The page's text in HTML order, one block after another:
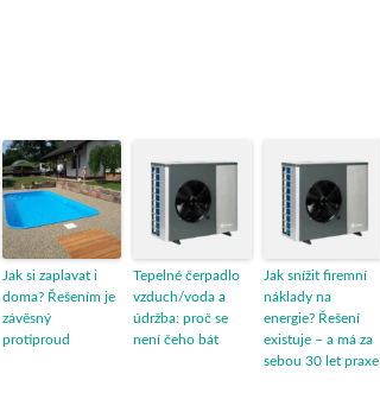
Jak si zaplavat i
doma? Řešením je
závěsný
protiproud
Tepelné čerpadlo
vzduch/voda a
údržba: proč se
není čeho bát
Jak snížit firemní
náklady na
energie? Řešení
existuje – a má za
sebou 30 let praxe